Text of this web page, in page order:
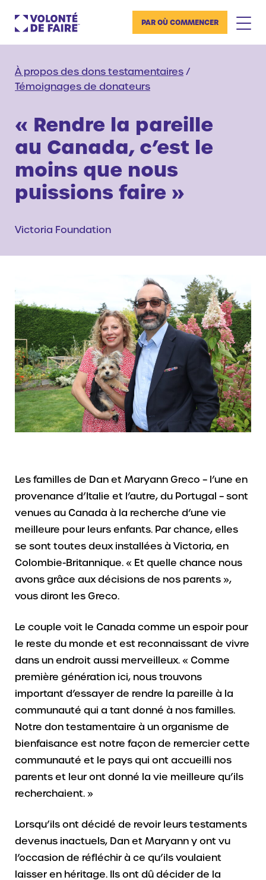
PAR OÙ COMMENCER
À propos des dons testamentaires /
Témoignages de donateurs
« Rendre la pareille
au Canada, c’est le
moins que nous
puissions faire »
Victoria Foundation
Les familles de Dan et Maryann Greco – l’une en
provenance d’Italie et l’autre, du Portugal – sont
venues au Canada à la recherche d’une vie
meilleure pour leurs enfants. Par chance, elles
se sont toutes deux installées à Victoria, en
Colombie-Britannique. « Et quelle chance nous
avons grâce aux décisions de nos parents »,
vous diront les Greco.
Le couple voit le Canada comme un espoir pour
le reste du monde et est reconnaissant de vivre
dans un endroit aussi merveilleux. « Comme
première génération ici, nous trouvons
important d’essayer de rendre la pareille à la
communauté qui a tant donné à nos familles.
Notre don testamentaire à un organisme de
bienfaisance est notre façon de remercier cette
communauté et le pays qui ont accueilli nos
parents et leur ont donné la vie meilleure qu’ils
recherchaient. »
Lorsqu’ils ont décidé de revoir leurs testaments
devenus inactuels, Dan et Maryann y ont vu
l’occasion de réfléchir à ce qu’ils voulaient
laisser en héritage. Ils ont dû décider de la